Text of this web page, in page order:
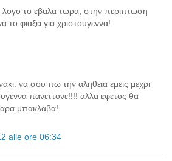
λογο το εβαλα τωρα, στην περιπτωση
το φιαξει για χριστουγεννα!
να σου πω την αληθεια εμεις μεχρι
πανεττονε!!!! αλλα εφετος θα
μπακλαβα!
alle ore 06:34